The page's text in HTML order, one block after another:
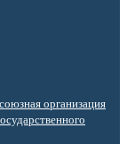
организация